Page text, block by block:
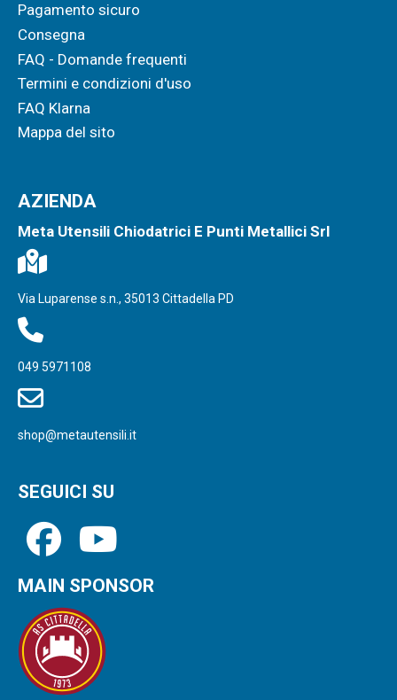
Pagamento sicuro
Consegna
FAQ - Domande frequenti
Termini e condizioni d'uso
FAQ Klarna
Mappa del sito
AZIENDA
Meta Utensili Chiodatrici E Punti Metallici Srl
Via Luparense s.n., 35013 Cittadella PD
049 5971108
shop@metautensili.it
SEGUICI SU
MAIN SPONSOR